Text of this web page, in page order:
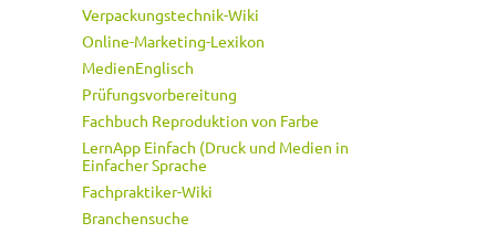
Verpackungstechnik-Wiki
Online-Marketing-Lexikon
MedienEnglisch
Prüfungsvorbereitung
Fachbuch Reproduktion von Farbe
LernApp Einfach (Druck und Medien in
Einfacher Sprache
Fachpraktiker-Wiki
Branchensuche